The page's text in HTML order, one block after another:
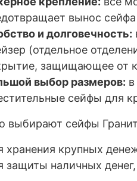
вынос
и долговечность:
(отдельное
защищающее от
выбор размеров:
сейфы для
выбирают сейфы
хранения крупных
защиты наличных